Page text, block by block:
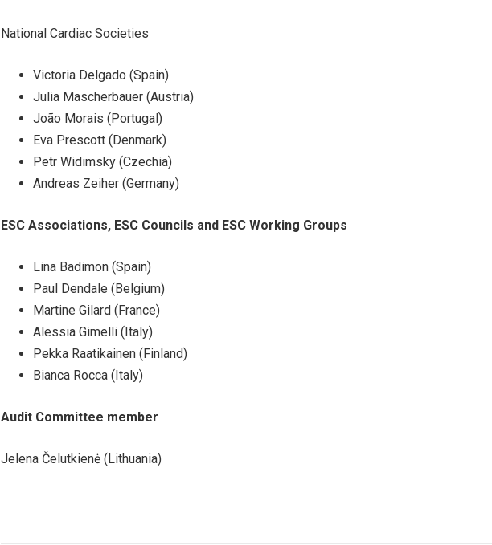
National Cardiac Societies
Victoria Delgado (Spain)
Julia Mascherbauer (Austria)
João Morais (Portugal)
Eva Prescott (Denmark)
Petr Widimsky (Czechia)
Andreas Zeiher (Germany)
ESC Associations, ESC Councils and ESC Working Groups
Lina Badimon (Spain)
Paul Dendale (Belgium)
Martine Gilard (France)
Alessia Gimelli (Italy)
Pekka Raatikainen (Finland)
Bianca Rocca (Italy)
Audit Committee member
Jelena Čelutkienė (Lithuania)